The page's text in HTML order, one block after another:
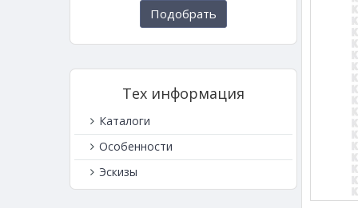
Подобрать
Тех информация
Каталоги
Особенности
Эскизы